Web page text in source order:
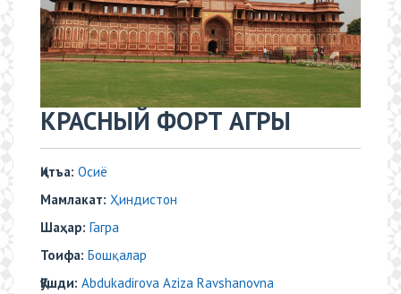
​​КРАСНЫЙ ФОРТ АГРЫ
Қитъа: Осиё
Мамлакат: Ҳиндистон
Шаҳар: Гагра
Тоифа: Бошқалар
Қўшди: Abdukadirova Aziza Ravshanovna